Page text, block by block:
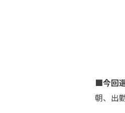
■今回
朝、出